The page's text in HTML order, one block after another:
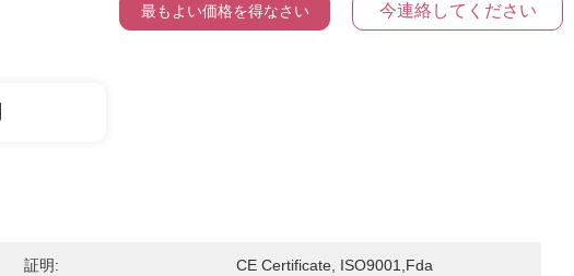
最もよい価格を得なさい 今連絡してください
証明: CE Certificate, ISO9001,fda